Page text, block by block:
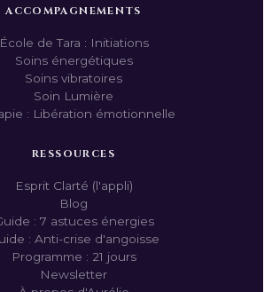
ACCOMPAGNEMENTS
École de Tara : Initiations
Soins énergétiques
Soins vibratoires
Soin Lumière
: Libération émotionnelle
RESSOURCES
Esprit Clarté (l'appli)
Blog
: 7 astuces énergies
: Anti-crise d'angoisse
Programme : 21 jours
Newsletter